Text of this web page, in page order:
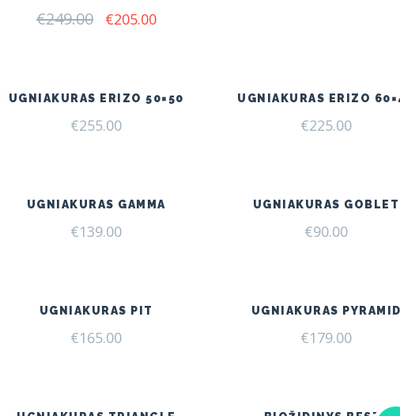
€249.00 Original
€205.00Current
UGNIAKURAS ERIZO 50×50
€255.00
UGNIAKURAS ERIZO
€225.00
UGNIAKURAS GAMMA
€139.00
UGNIAKURAS GOBLET
€90.00
UGNIAKURAS PIT
€165.00
UGNIAKURAS PYRAMID
€179.00